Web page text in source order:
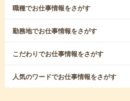
職種でお仕事情報をさがす
勤務地でお仕事情報をさがす
こだわりでお仕事情報をさがす
人気のワードでお仕事情報をさがす